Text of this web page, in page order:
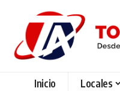
Inicio Locales